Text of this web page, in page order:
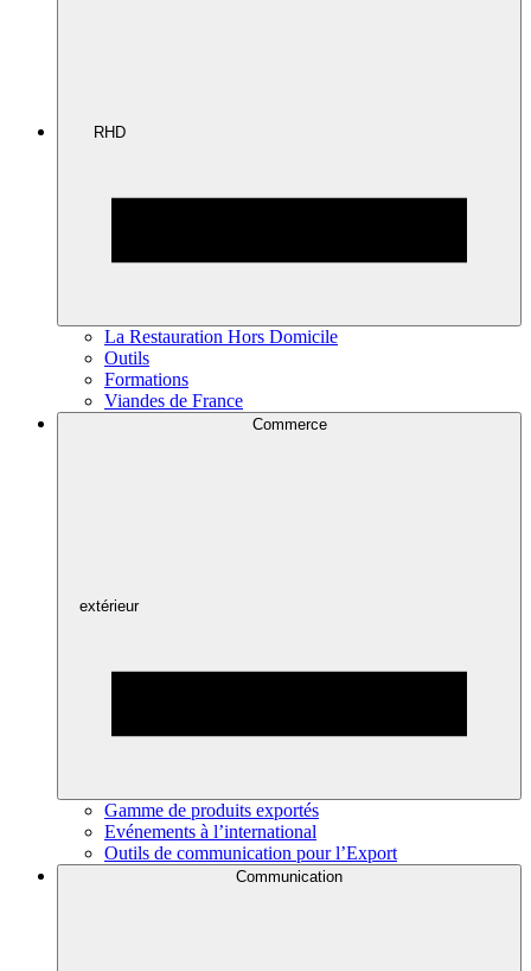
RHD
La Restauration Hors Domicile
Outils
Formations
Viandes de France
Commerce
extérieur
Gamme de produits exportés
Evénements à l’international
Outils de communication pour l’Export
Communication